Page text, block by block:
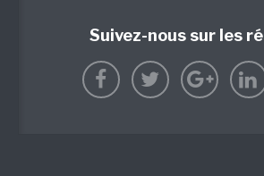
Suivez-nous sur les